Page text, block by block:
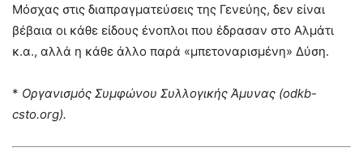
Μόσχας στις διαπραγματεύσεις της Γενεύης, δεν είναι
βέβαια οι κάθε είδους ένοπλοι που έδρασαν στο Αλμάτι
κ.α., αλλά η κάθε άλλο παρά «μπετοναρισμένη» Δύση.
* Οργανισμός Συμφώνου Συλλογικής Άμυνας (odkb-
csto.org).